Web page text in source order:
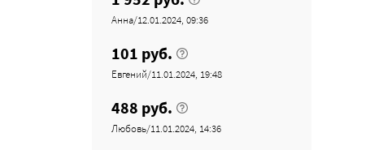
Анна/12.01.2024, 09:36
101 руб.
Евгений/11.01.2024, 19:48
488 руб.
Любовь/11.01.2024, 14:36